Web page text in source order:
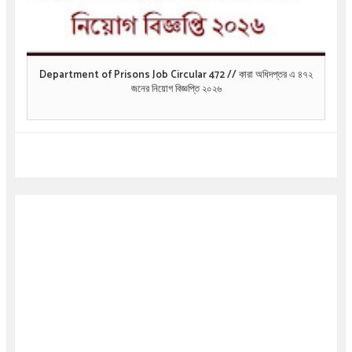
Department of Prisons Job Circular 472 // কারা অধিদপ্তর এ ৪৭২
জনের নিয়োগ বিজ্ঞপ্তি ২০২৬